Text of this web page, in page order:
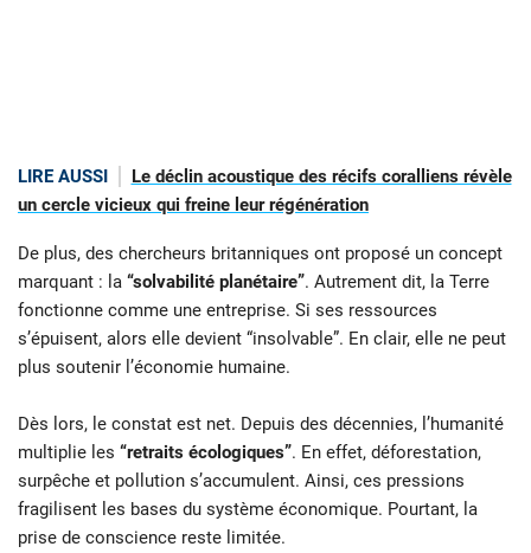
LIRE AUSSI
Le déclin acoustique des récifs coralliens révèle
un cercle vicieux qui freine leur régénération
De plus, des chercheurs britanniques ont proposé un concept
marquant : la “solvabilité planétaire”. Autrement dit, la Terre
fonctionne comme une entreprise. Si ses ressources
s’épuisent, alors elle devient “insolvable”. En clair, elle ne peut
plus soutenir l’économie humaine.
Dès lors, le constat est net. Depuis des décennies, l’humanité
multiplie les “retraits écologiques”. En effet, déforestation,
surpêche et pollution s’accumulent. Ainsi, ces pressions
fragilisent les bases du système économique. Pourtant, la
prise de conscience reste limitée.